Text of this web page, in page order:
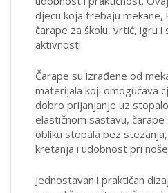
djecu koja trebaju mekane,
čarape za školu, vrtić, igru i
aktivnosti.
Čarape su izrađene od
materijala koji omogućava
dobro prijanjanje uz
elastičnom sastavu,
obliku stopala bez
kretanja i udobnost pri
Jednostavan i praktičan